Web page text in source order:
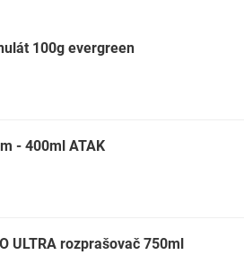
100g evergreen
- 400ml ATAK
ULTRA rozprašovač 750ml